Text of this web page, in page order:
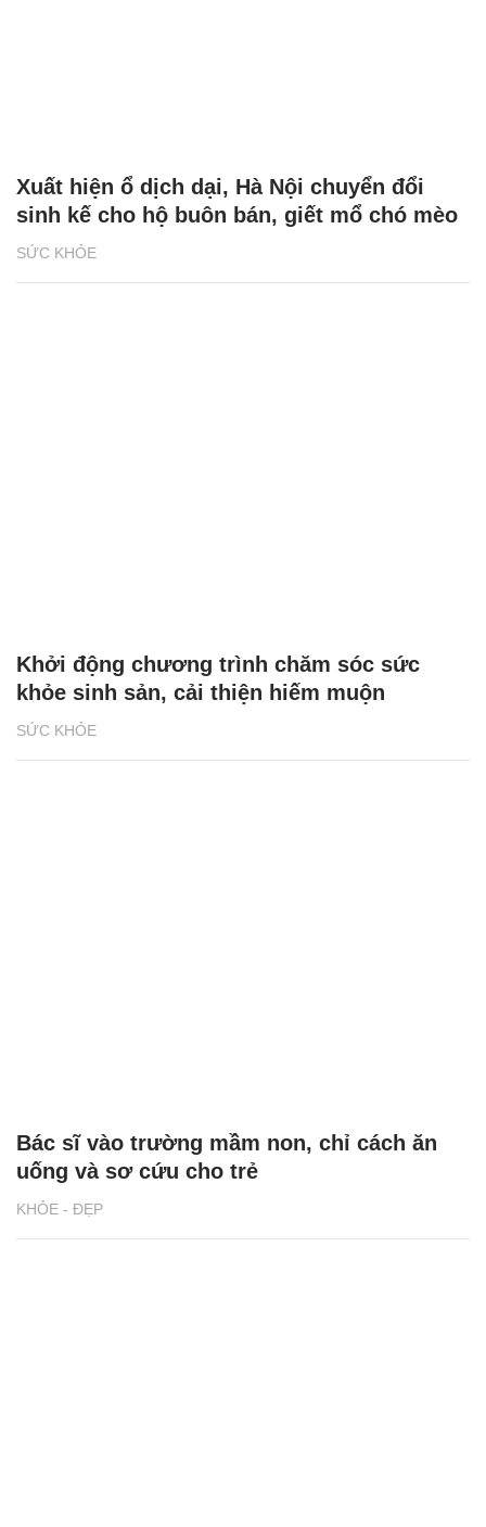
SỨC KHỎE
Xuất hiện ổ dịch dại, Hà Nội chuyển đổi
sinh kế cho hộ buôn bán, giết mổ chó mèo
SỨC KHỎE
Khởi động chương trình chăm sóc sức
khỏe sinh sản, cải thiện hiếm muộn
KHỎE - ĐẸP
Bác sĩ vào trường mầm non, chỉ cách ăn
uống và sơ cứu cho trẻ